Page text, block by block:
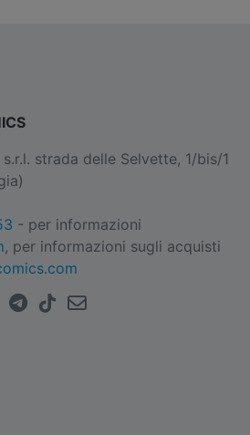
strada delle Selvette, 1/bis/1
- per informazioni
, per informazioni sugli acquisti